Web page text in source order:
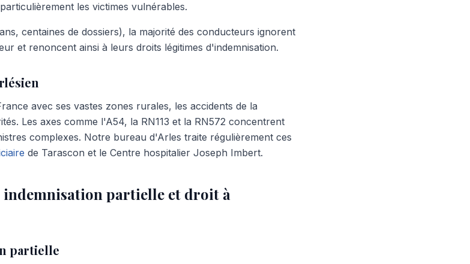
les victimes vulnérables.
centaines de dossiers), la majorité des conducteurs ignorent
et renoncent ainsi à leurs droits légitimes d'indemnisation.
avec ses vastes zones rurales, les accidents de la
Les axes comme l'A54, la RN113 et la RN572 concentrent
complexes. Notre bureau d'Arles traite régulièrement ces
de Tarascon et le Centre hospitalier Joseph Imbert.
indemnisation partielle et droit à
partielle